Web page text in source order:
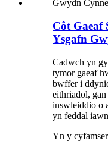
Côt Gaeaf
Ysgafn
Cadwch yn
tymor gaeaf
bwffer i
eithriadol,
inswleiddio o
yn feddal
Yn y